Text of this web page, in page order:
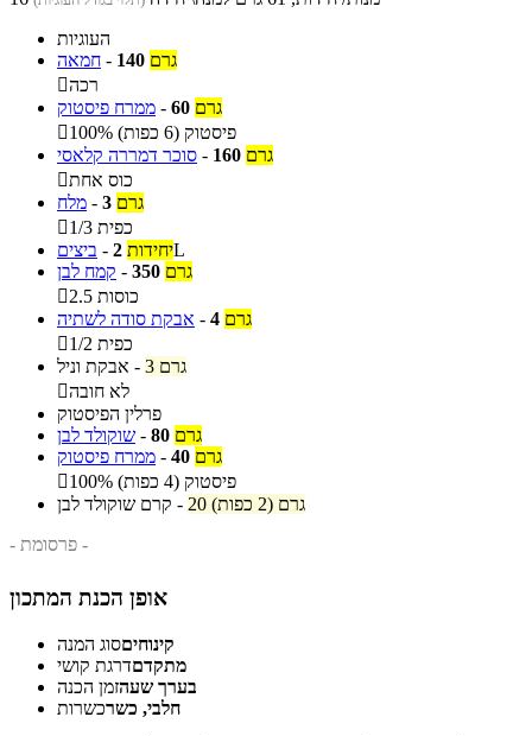
העוגיות
חמאה - 140 גרם
רכה
ממרח פיסטוק - 60 גרם

100% פיסטוק (6 כפות)
סוכר דמררה קלאסי - 160 גרם
כוס אחת
מלח - 3 גרם

1/3 כפית
ביצים - 2 יחידותL
קמח לבן - 350 גרם

2.5 כוסות
אבקת סודה לשתיה - 4 גרם

1/2 כפית
אבקת וניל -
3 גרם
לא חובה
פרלין הפיסטוק
שוקולד לבן - 80 גרם
ממרח פיסטוק - 40 גרם

100% פיסטוק (4 כפות)
קרם שוקולד לבן -
20 גרם (2 כפות)
- פרסומת -
אופן הכנת המתכון
קינוחיםסוג המנה
מתקדםדרגת קושי
בערך שעהזמן הכנה
חלבי, כשרכשרות